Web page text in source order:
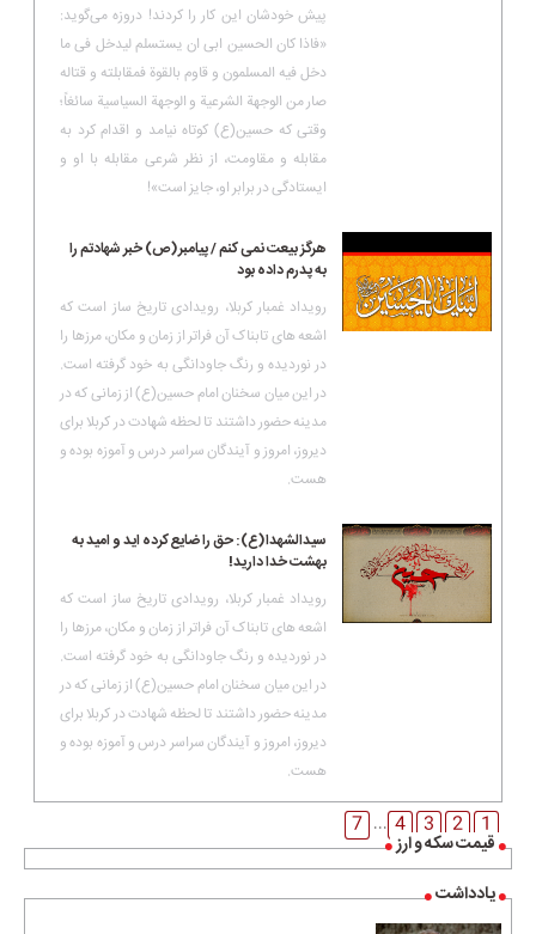
قیمت سکه و ارز
یادداشت
پیش خودشان این کار را کردند! دروزه می‌گوید:
«فاذا کان الحسین ابی ان یستسلم لیدخل فی ما
دخل فیه المسلمون و قاوم بالقوة فمقابلته و قتاله
صار من الوجهة الشرعیة و الوجهة السیاسیة سائغاً؛
وقتی که حسین(ع) کوتاه نیامد و اقدام کرد به
مقابله و مقاومت، از نظر شرعی مقابله با او و
ایستادگی در برابر او، جایز است»!
هرگز بیعت نمی کنم / پیامبر(ص) خبر شهادتم را
به پدرم داده بود
رویداد غمبار کربلا، رویدادى تاریخ ساز است که
اشعه هاى تابناک آن فراتر از زمان و مکان، مرزها را
در نوردیده و رنگ جاودانگى به خود گرفته است.
در این میان سخنان امام حسین(ع) از زمانی که در
مدینه حضور داشتند تا لحظه شهادت در کربلا برای
دیروز، امروز و آیندگان سراسر درس و آموزه بوده و
هست.
سیدالشهدا(ع): حق را ضایع کرده اید و امید به
بهشت خدا دارید!
رویداد غمبار کربلا، رویدادى تاریخ ساز است که
اشعه هاى تابناک آن فراتر از زمان و مکان، مرزها را
در نوردیده و رنگ جاودانگى به خود گرفته است.
در این میان سخنان امام حسین(ع) از زمانی که در
مدینه حضور داشتند تا لحظه شهادت در کربلا برای
دیروز، امروز و آیندگان سراسر درس و آموزه بوده و
هست.
1
2
3
4
...
7